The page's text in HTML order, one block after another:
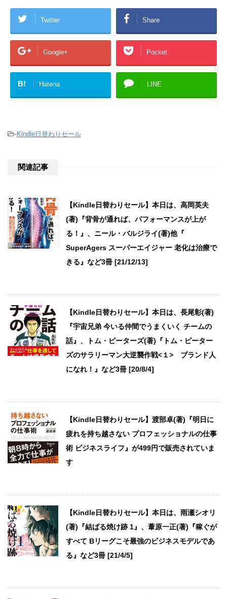
Twitter Share
Google+ Pocket
B! Hatena LINE
-Kindle日替わりセール
関連記事
【Kindle日替わりセール】本日は、高岡英夫
(著)『背骨が通れば、パフォーマンスが上が
る！』、ニール・バルジライ(著)他『
SuperAgers スーパーエイジャー 老化は治療で
きる』など3冊 [21/12/13]
【Kindle日替わりセール】本日は、長尾彰(著)
『宇宙兄弟 今いる仲間でうまくいく チームの
話』、トム・ピーターズ(著)『トム・ピーター
ズのサラリーマン大逆襲作戦<１> ブランド人
になれ！』など3冊 [20/8/4]
【Kindle日替わりセール】渡部卓(著)『明日に
疲れを持ち越さない プロフェッショナルの仕事
術 ビジネスライフ』が499円で販売されていま
す
【Kindle日替わりセール】本日は、雨瀬シオリ
(著)『結ばる焼け跡 1』、葦原一正(著)『稼ぐが
すべて Bリーグこそ最強のビジネスモデルであ
る』など3冊 [21/4/5]